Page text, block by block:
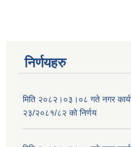
निर्णयहरु
मिति २०८२।०३।०८ गते नगर
२३/२०८१/८२ को निर्णय